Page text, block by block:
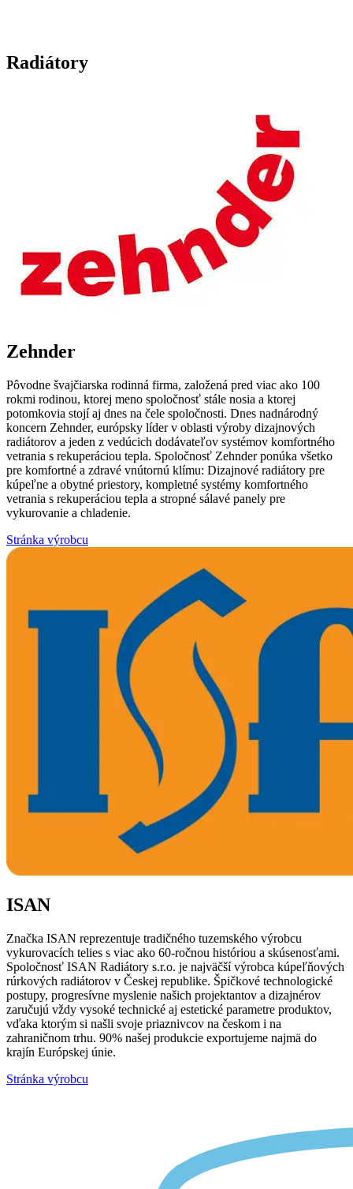
Radiátory
Zehnder
Pôvodne švajčiarska rodinná firma, založená pred viac ako 100
rokmi rodinou, ktorej meno spoločnosť stále nosia a ktorej
potomkovia stojí aj dnes na čele spoločnosti. Dnes nadnárodný
koncern Zehnder, európsky líder v oblasti výroby dizajnových
radiátorov a jeden z vedúcich dodávateľov systémov komfortného
vetrania s rekuperáciou tepla. Spoločnosť Zehnder ponúka všetko
pre komfortné a zdravé vnútornú klímu: Dizajnové radiátory pre
kúpeľne a obytné priestory, kompletné systémy komfortného
vetrania s rekuperáciou tepla a stropné sálavé panely pre
vykurovanie a chladenie.
Stránka výrobcu
ISAN
Značka ISAN reprezentuje tradičného tuzemského výrobcu
vykurovacích telies s viac ako 60-ročnou históriou a skúsenosťami.
Spoločnosť ISAN Radiátory s.r.o. je najväčší výrobca kúpeľňových
rúrkových radiátorov v Českej republike. Špičkové technologické
postupy, progresívne myslenie našich projektantov a dizajnérov
zaručujú vždy vysoké technické aj estetické parametre produktov,
vďaka ktorým si našli svoje priaznivcov na českom i na
zahraničnom trhu. 90% našej produkcie exportujeme najmä do
krajín Európskej únie.
Stránka výrobcu